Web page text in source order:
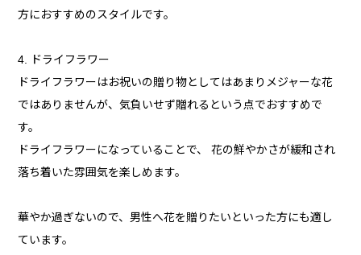
方におすすめのスタイルです。
4. ドライフラワー
ドライフラワーはお祝いの贈り物としてはあまりメジャーな花
ではありませんが、気負いせず贈れるという点でおすすめで
す。
ドライフラワーになっていることで、 花の鮮やかさが緩和され
落ち着いた雰囲気を楽しめます。
華やか過ぎないので、男性へ花を贈りたいといった方にも適し
ています。